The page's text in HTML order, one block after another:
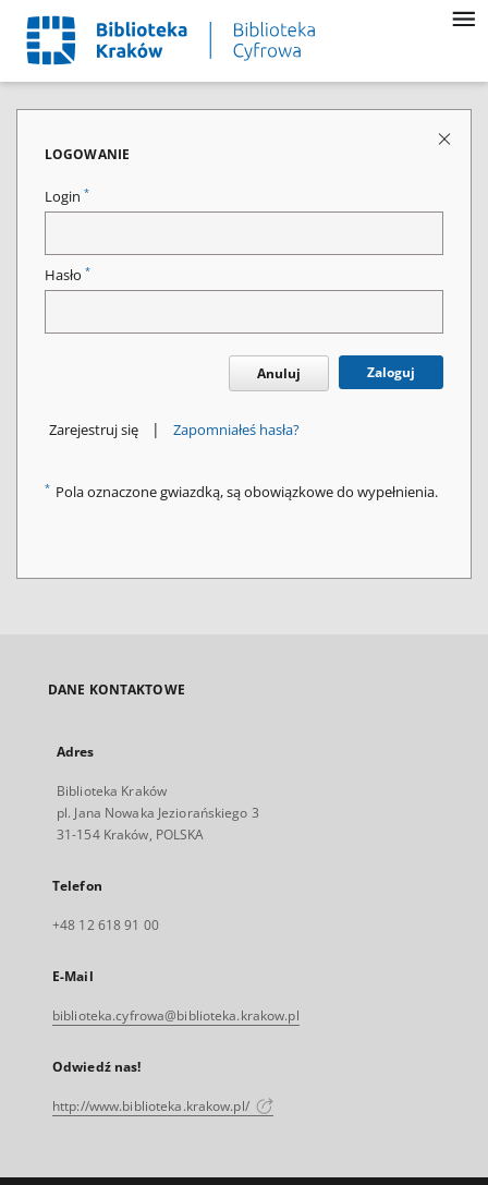
LOGOWANIE
Login *
Hasło *
Anuluj Zaloguj
Zarejestruj się | Zapomniałeś hasła?
* Pola oznaczone gwiazdką, są obowiązkowe do wypełnienia.
DANE KONTAKTOWE
Adres
Biblioteka Kraków
pl. Jana Nowaka Jeziorańskiego 3
31-154 Kraków, POLSKA
Telefon
+48 12 618 91 00
E-Mail
biblioteka.cyfrowa@biblioteka.krakow.pl
Odwiedź nas!
http://www.biblioteka.krakow.pl/